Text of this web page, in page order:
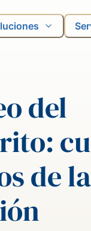
del
de